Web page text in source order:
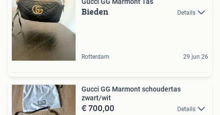
Bieden Details
Rotterdam 29 jun 26
Gucci GG Marmont schoudertas
zwart/wit
€ 700,00 Details